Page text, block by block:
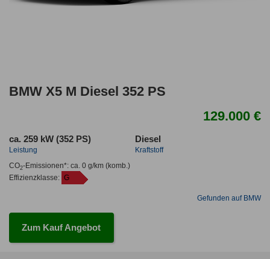
BMW X5 M Diesel 352 PS
129.000 €
ca. 259 kW (352 PS)
Leistung
Diesel
Kraftstoff
CO2-Emissionen*: ca. 0 g/km(komb.)
Effizienzklasse: G
Gefunden auf BMW
Zum Kauf Angebot